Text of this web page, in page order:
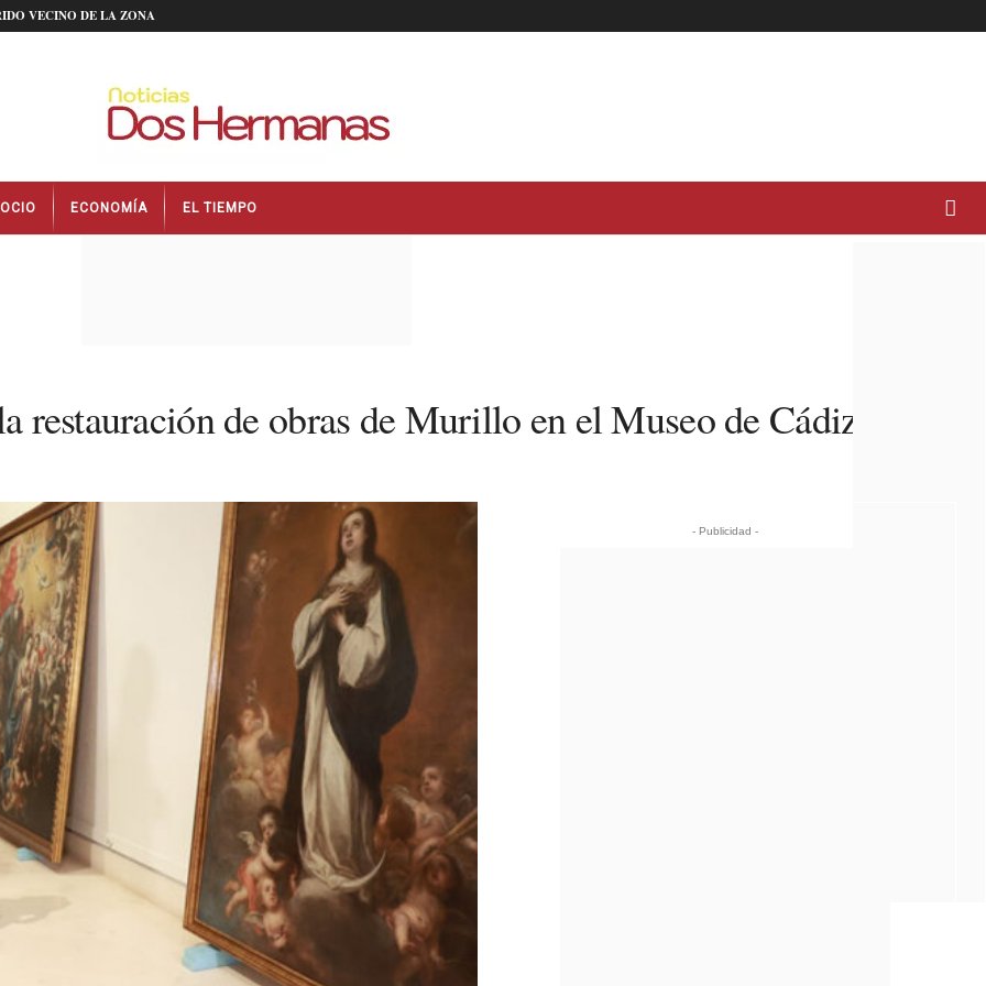
VECINO DE LA ZONA
OCIO ECONOMÍA EL TIEMPO
restauración de obras de Murillo en el Museo de Cádiz
- Publicidad -